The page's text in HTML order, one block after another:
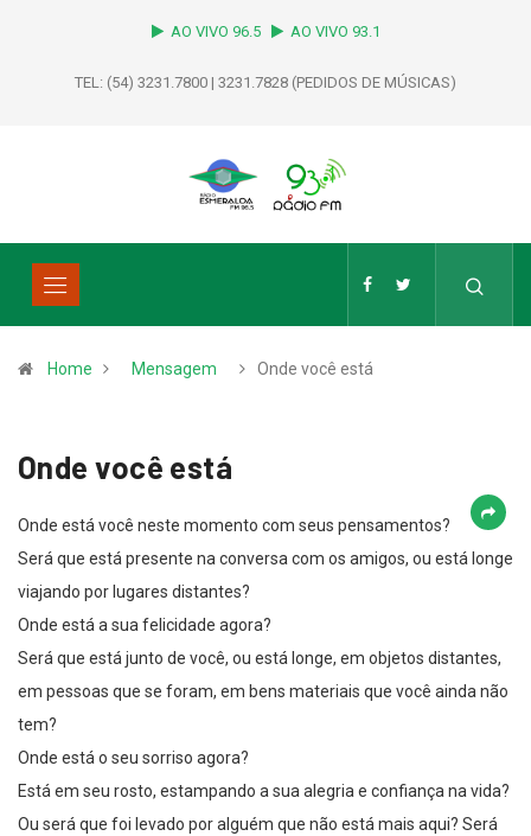
AO VIVO 96.5 AO VIVO 93.1
TEL: (54) 3231.7800 | 3231.7828 (PEDIDOS DE MÚSICAS)
Home Mensagem Onde você está
Onde você está
Onde está você neste momento com seus pensamentos?
Será que está presente na conversa com os amigos, ou está longe
viajando por lugares distantes?
Onde está a sua felicidade agora?
Será que está junto de você, ou está longe, em objetos distantes,
em pessoas que se foram, em bens materiais que você ainda não
tem?
Onde está o seu sorriso agora?
Está em seu rosto, estampando a sua alegria e confiança na vida?
Ou será que foi levado por alguém que não está mais aqui? Será